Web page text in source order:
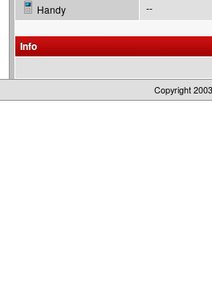
Handy
--
Info
Copyright